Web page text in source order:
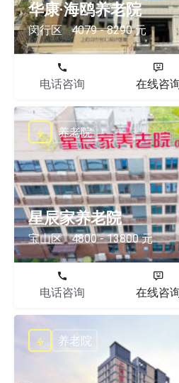
华康·海鸥养老院
闵行区 4079 - 8290 元
电话咨询 在线咨
星辰家养老院
宝山区 4800 - 13800 元
养老院
电话咨询 在线咨
养老院